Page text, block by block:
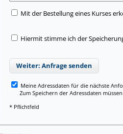
Mit der Bestellung eines Kurses
Hiermit stimme ich der
Weiter: Anfrage senden
Meine Adressdaten für die nächste
Zum Speichern der Adressdaten müssen
* Pflichtfeld